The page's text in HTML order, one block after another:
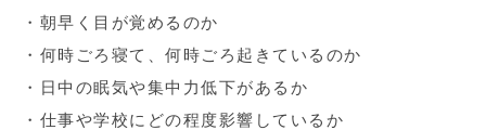
・朝早く目が覚めるのか
・何時ごろ寝て、何時ごろ起きているのか
・日中の眠気や集中力低下があるか
・仕事や学校にどの程度影響しているか